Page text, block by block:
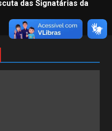
das Signatárias da